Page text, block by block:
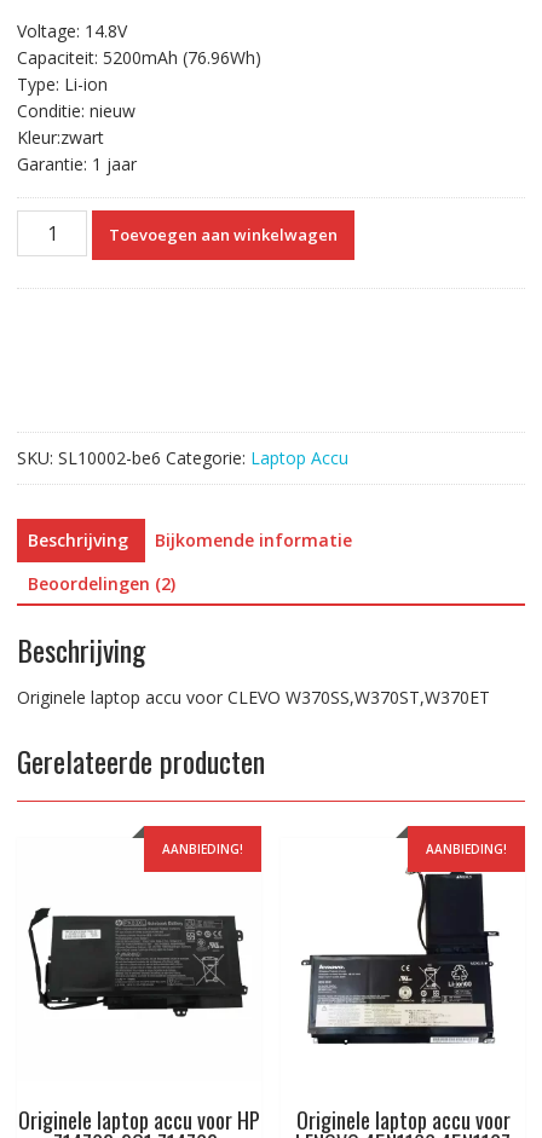
was:
€100.70.€56.90.
Voltage: 14.8V
Capaciteit: 5200mAh (76.96Wh)
Type: Li-ion
Conditie: nieuw
Kleur:zwart
Garantie: 1 jaar
Originele
Toevoegen aan winkelwagen
SKU: SL10002-be6 Categorie: Laptop Accu
Beschrijving
Bijkomende informatie
Beoordelingen (2)
Beschrijving
Originele laptop accu voor CLEVO W370SS,W370ST,W370ET
Gerelateerde producten
AANBIEDING!
Originele laptop accu voor HP
AANBIEDING!
Originele laptop accu voor